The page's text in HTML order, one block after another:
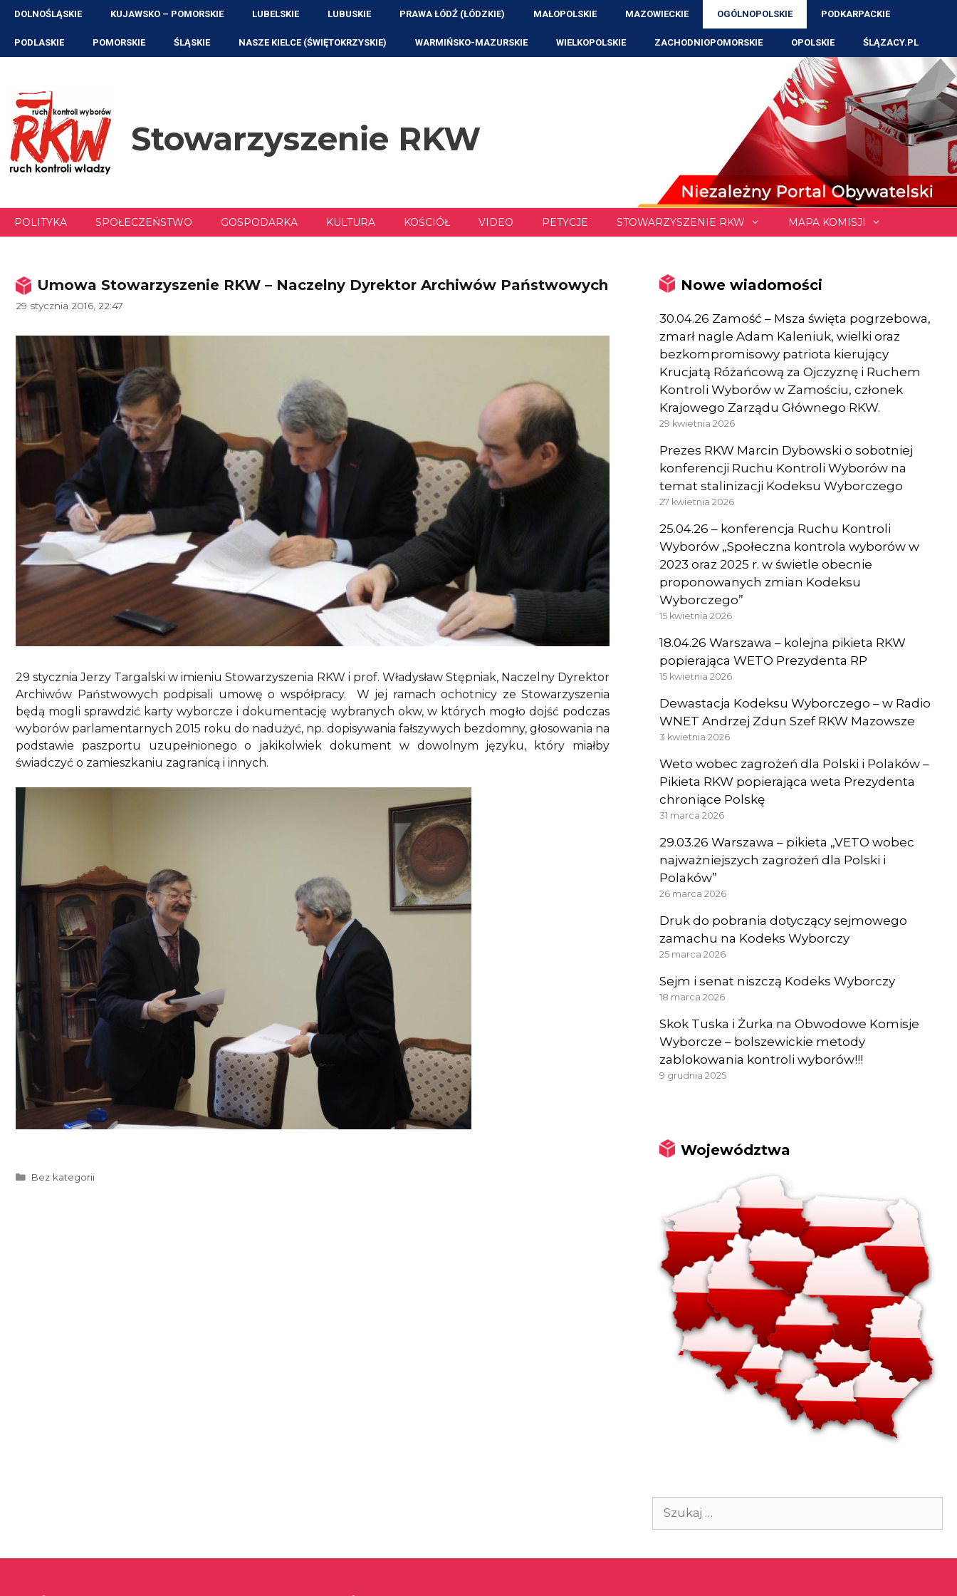
Przejdź
treści
DOLNOŚLĄSKIE KUJAWSKO – POMORSKIE LUBELSKIE LUBUSKIE PRAWA ŁÓDŹ (ŁÓDZKIE) MAŁOPOLSKIE MAZOWIECKIE OGÓLNOPOLSKIE PODKARPACKIE
PODLASKIE POMORSKIE ŚLĄSKIE NASZE KIELCE (ŚWIĘTOKRZYSKIE) WARMIŃSKO-MAZURSKIE WIELKOPOLSKIE ZACHODNIOPOMORSKIE OPOLSKIE ŚLĄZACY.PL
Stowarzyszenie RKW
POLITYKA SPOŁECZEŃSTWO GOSPODARKA KULTURA KOŚCIÓŁ VIDEO PETYCJE STOWARZYSZENIE RKW MAPA KOMISJI
Umowa Stowarzyszenie RKW – Naczelny Dyrektor Archiwów Państwowych
29 stycznia 2016, 22:47
29 stycznia Jerzy Targalski w imieniu Stowarzyszenia RKW i prof. Władysław Stępniak, Naczelny Dyrektor
Archiwów Państwowych podpisali umowę o współpracy. W jej ramach ochotnicy ze Stowarzyszenia
będą mogli sprawdzić karty wyborcze i dokumentację wybranych okw, w których mogło dojść podczas
wyborów parlamentarnych 2015 roku do nadużyć, np. dopisywania fałszywych bezdomny, głosowania na
podstawie paszportu uzupełnionego o jakikolwiek dokument w dowolnym języku, który miałby
świadczyć o zamieszkaniu zagranicą i innych.
Kategorie
Bez kategorii
Nowe wiadomości
30.04.26 Zamość – Msza święta pogrzebowa,
zmarł nagle Adam Kaleniuk, wielki oraz
bezkompromisowy patriota kierujący
Krucjatą Różańcową za Ojczyznę i Ruchem
Kontroli Wyborów w Zamościu, członek
Krajowego Zarządu Głównego RKW.
29 kwietnia 2026
Prezes RKW Marcin Dybowski o sobotniej
konferencji Ruchu Kontroli Wyborów na
temat stalinizacji Kodeksu Wyborczego
27 kwietnia 2026
25.04.26 – konferencja Ruchu Kontroli
Wyborów „Społeczna kontrola wyborów w
2023 oraz 2025 r. w świetle obecnie
proponowanych zmian Kodeksu
Wyborczego”
15 kwietnia 2026
18.04.26 Warszawa – kolejna pikieta RKW
popierająca WETO Prezydenta RP
15 kwietnia 2026
Dewastacja Kodeksu Wyborczego – w Radio
WNET Andrzej Zdun Szef RKW Mazowsze
3 kwietnia 2026
Weto wobec zagrożeń dla Polski i Polaków –
Pikieta RKW popierająca weta Prezydenta
chroniące Polskę
31 marca 2026
29.03.26 Warszawa – pikieta „VETO wobec
najważniejszych zagrożeń dla Polski i
Polaków”
26 marca 2026
Druk do pobrania dotyczący sejmowego
zamachu na Kodeks Wyborczy
25 marca 2026
Sejm i senat niszczą Kodeks Wyborczy
18 marca 2026
Skok Tuska i Żurka na Obwodowe Komisje
Wyborcze – bolszewickie metody
zablokowania kontroli wyborów!!!
9 grudnia 2025
Województwa
Szukaj: